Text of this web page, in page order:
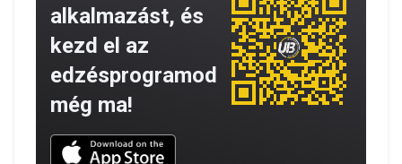
alkalmazást, és
kezd el az
edzésprogramod
még ma!
Download UNBROKEN on the App Store